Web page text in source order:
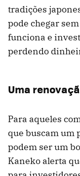
tradições
pode chegar
funciona e
perdendo
Uma
Para aqueles
que buscam um
podem ser um
Kaneko alerta